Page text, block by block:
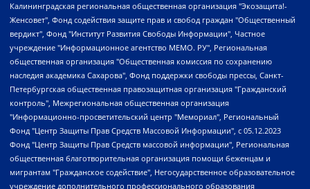
Калининградская региональная общественная организация "Экозащита!-Женсовет", Фонд содействия защите прав и свобод граждан "Общественный вердикт", Фонд "Институт Развития Свободы Информации", Частное учреждение "Информационное агентство МЕМО. РУ", Региональная общественная организация "Общественная комиссия по сохранению наследия академика Сахарова", Фонд поддержки свободы прессы, Санкт-Петербургская общественная правозащитная организация "Гражданский контроль", Межрегиональная общественная организация "Информационно-просветительский центр "Мемориал", Региональный Фонд "Центр Защиты Прав Средств Массовой Информации", с 05.12.2023 Фонд "Центр Защиты Прав Средств массовой информации", Региональная общественная благотворительная организация помощи беженцам и мигрантам "Гражданское содействие", Негосударственное образовательное учреждение дополнительного профессионального образования (повышение квалификации) специалистов "АКАДЕМИЯ ПО ПРАВАМ ЧЕЛОВЕКА", Свердловская региональная общественная организация "Сутяжник", Автономная некоммерческая организация "Центр независимых социологических исследований", Союз общественных объединений "Российский исследовательский центр по правам человека", Региональное общественное учреждение научно-информационный центр "МЕМОРИАЛ", Некоммерческая организация "Фонд защиты гласности", Автономная некоммерческая организация "Институт прав человека", Городская общественная организация "Екатеринбургское общество "МЕМОРИАЛ", Городская общественная организация "Рязанское историко-просветительское и правозащитное общество "Мемориал" (Рязанский Мемориал), Челябинский региональный орган общественной самодеятельности – женское общественное объединение "Женщины Евразии", Челябинский региональный орган общественной самодеятельности "Уральская правозащитная группа", Фонд содействия защите здоровья и социальной справедливости имени Андрея Рылькова, Автономная Некоммерческая Организация "Аналитический Центр Юрия Левады", Автономная некоммерческая организация социальной поддержки населения "Проект Апрель", Региональная общественная организация помощи женщинам и детям, находящимся в кризисной ситуации "Информационно-методический центр "Анна", Фонд содействия развитию массовых коммуникаций и правовому просвещению "Так-так-Так", Фонд содействия устойчивому развитию "Серебряная тайга", Свердловский региональный общественный фонд социальных проектов "Новое время", "Idel.Реалии", Кавказ.Реалии, Крым.Реалии, Телеканал Настоящее Время, Татаро-башкирская служба Радио Свобода (Azatliq Radiosi), Радио Свободная Европа/Радио Свобода (PCE/PC), "Сибирь.Реалии", "Фактограф", Благотворительный фонд помощи осужденным и их семьям, Автономная некоммерческая организация "Институт глобализации и социальных движений", Фонд "В защиту прав заключенных", Частное учреждение "Центр поддержки и содействия развитию средств массовой информации", Пензенский региональный общественный благотворительный фонд "Гражданский союз", "Север.Реалии", Некоммерческая организация Фонд "Правовая инициатива", Общество с ограниченной ответственностью "Радио Свободная Европа/Радио Свобода", Чешское информационное агентство "MEDIUM-ORIENT", Красноярская региональная общественная организация "Мы против СПИДа", Камалягин Денис Николаевич, Маркелов Сергей Евгеньевич, Пономарев Лев Александрович, Савицкая Людмила Алексеевна, Автономная некоммерческая организация "Центр по работе с проблемой насилия "НАСИЛИЮ.НЕТ", Межрегиональный профессиональный союз работников здравоохранения "Альянс врачей", Юридическое лицо, зарегистрированное в Латвийской Республике, SIA "Medusa Project" (регистрационный номер 40103797863, дата регистрации 10.06.2014), Некоммерческая организация "Фонд по борьбе с коррупцией", Автономная некоммерческая организация "Институт права и публичной политики", Баданин Роман Сергеевич, Гликин Максим Александрович, Железнова Мария Михайловна, Лукьянова Юлия Сергеевна, Маетная Елизавета Витальевна, Маняхин Петр Борисович, Чуракова Ольга Владимировна, Ярош Юлия Петровна, Юридическое лицо "The Insider SIA", зарегистрированное в Риге, Латвийская Республика (дата регистрации 26.06.2015), являющееся администратором доменного имени интернет-издания "The Insider SIA", https://theins.ru, Постернак Алексей Евгеньевич, Рубин Михаил Аркадьевич, Анин Роман Александрович, Юридическое лицо Istories fonds, зарегистрированное в Латвийской Республике (регистрационный номер 50008295751, дата регистрации 24.02.2020), Великовский Дмитрий Александрович, Долинина Ирина Николаевна, Мароховская Алеся Алексеевна, Шлейнов Роман Юрьевич, Шмагун Олеся Валентиновна, Общество с ограниченной ответственностью "Альтаир 2021", Общество с ограниченной ответственностью "Вега 2021", Общество с ограниченной ответственностью "Главный редактор 2021", Общество с ограниченной ответственностью "Ромашки монолит", Важенков Артем Валерьевич, Ивановская областная общественная организация "Центр гендерных исследований", Гурман Юрий Альбертович, Медиапроект "ОВД-Инфо", Егоров Владимир Владимирович, Жилинский Владимир Александрович, Общество с ограниченной ответственностью "ЗП", Иванова София Юрьевна, Карезина Инна Павловна, Кильтау Екатерина Викторовна, Петров Алексей Викторович, Пискунов Сергей Евгеньевич, Смирнов Сергей Сергеевич, Тихонов Михаил Сергеевич, Общество с ограниченной ответственностью "ЖУРНАЛИСТ-ИНОСТРАННЫЙ АГЕНТ", Арапова Галина Юрьевна, Вольтская Татьяна Анатольевна, Американская компания "Mason G.E.S. Anonymous Foundation" (США), являющаяся владельцем интернет-издания https://mnews.world/, Компания "Stichting Bellingcat", зарегистрированная в Нидерландах (дата регистрации 11.07.2018), Захаров Андрей Вячеславович, Клепиковская Екатерина Дмитриевна, Общество с ограниченной ответственностью "МЕМО", Перл Роман Александрович, Симонов Евгений Алексеевич, Соловьева Елена Анатольевна, Сотников Даниил Владимирович, Сурначева Елизавета Дмитриевна, Автономная некоммерческая организация по защите прав человека и информированию населения "Якутия – Наше Мнение", Общество с ограниченной ответственностью "Москоу диджитал медиа", с 26.01.2023 Общество с ограниченной ответственностью "Чайка Белые сады", Ветошкина Валерия Валерьевна, Заговора Максим Александрович, Межрегиональное общественное движение "Российская ЛГБТ - сеть", Оленичев Максим Владимирович, Павлов Иван Юрьевич, Скворцова Елена Сергеевна, Общество с ограниченной ответственностью "Как бы инагент", Кочетков Игорь Викторович, Общество с ограниченной ответственностью "Честные выборы", Еланчик Олег Александрович, Общество с ограниченной ответственностью "Нобелевский призыв", Гималова Регина Эмилевна, Григорьев Андрей Валерьевич, Григорьева Алина Александровна, Ассоциация по содействию защите прав призывников, альтернативнослужащих и военнослужащих "Правозащитная группа "Гражданин.Армия.Право", Хисамова Регина Фаритовна, Автономная некоммерческая организация по реализации социально-правовых программ "Лилит", Дальневосточное общественное движение "Маяк", Санкт-Петербургская ЛГБТ-инициативная группа "Выход", Инициативная группа ЛГБТ+ "Реверс", Алексеев Андрей Викторович, Бекбулатова Таисия Львовна, Беляев Иван Михайлович, Владыкина Елена Сергеевна, Гельман Марат Александрович, Никульшина Вероника Юрьевна, Толоконникова Надежда Андреевна, Шендерович Виктор Анатольевич, Общество с ограниченной ответственностью "Данное сообщение", Общество с ограниченной ответственностью Издательский дом "Новая глава", Айнбиндер Александра Александровна, Московский комьюнити-центр для ЛГБТ+инициатив, Благотворительный фонд развития филантропии, Deutsche Welle (Германия, Kurt-Schumacher-Strasse 3, 53113 Bonn), Борзунова Мария Михайловна, Воробьев Виктор Викторович, Голубева Анна Львовна, Константинова Алла Михайловна, Малкова Ирина Владимировна, Мурадов Мурад Абдулгалимович, Осетинская Елизавета Николаевна, Понасенков Евгений Николаевич, Ганапольский Матвей Юрьевич, Киселев Евгений Алексеевич, Борухович Ирина Григорьевна, Дремин Иван Тимофеевич, Дубровский Дмитрий Викторович, Красноярская региональная общественная организация поддержки и развития альтернативных образовательных технологий и межкультурных коммуникаций "ИНТЕРРА", Маяковская Екатерина Алексеевна, Фейгин Марк Захарович, Филимонов Андрей Викторович, Дзугкоева Регина Николаевна, Доброхотов Роман Александрович, Дудь Юрий Александрович, Елкин Сергей Владимирович, Кругликов Кирилл Игоревич, Сабунаева Мария Леонидовна, Семенов Алексей Владимирович, Шаинян Карен Багратович, Шульман Екатерина Михайловна, Асафьев Артур Валерьевич, Вахштайн Виктор Семенович, Венедиктов Алексей Алексеевич, Лушникова Екатерина Евгеньевна, Волков Леонид Михайлович, Невзоров Александр Глебович, Пархоменко Сергей Борисович, Сироткин Ярослав Николаевич, Кара-Мурза Владимир Владимирович, Баранова Наталья Владимировна, Гозман Леонид Яковлевич, Кагарлицкий Борис Юльевич, Климарев Михаил Валерьевич, Милов Владимир Станиславович, Автономная некоммерческая организация Краснодарский центр современного искусства "Типография", Моргенштерн Алишер Тагирович, Соболь Любовь Эдуардовна, Общество с ограниченной ответственностью "ЛИЗА НОРМ", Каспаров Гарри Кимович, Ходорковский Михаил Борисович, Общество с ограниченной ответственностью "Апрельские тезисы", Данилович Ирина Брониславовна, Кашин Олег Владимирович, Петров Николай Владимирович, Пивоваров Алексей Владимирович, Соколов Михаил Владимирович, Цветкова Юлия Владимировна, Чичваркин Евгений Александрович, Комитет против пыток/Команда против пыток, Общество с ограниченной ответственностью "Первый научный", Общество с ограниченной ответственностью "Вертолет и ко", Белоцерковская Вероника Борисовна, Кац Максим Евгеньевич, Лазарева Татьяна Юрьевна, Шаведдинов Руслан Табризович, Яшин Илья Валерьевич, Общество с ограниченной ответственностью "Иноагент ААВ", Алешковский Дмитрий Петрович, Альбац Евгения Марковна, Быков Дмитрий Львович, Галямина Юлия Евгеньевна, Лойко Сергей Леонидович, Мартынов Кирилл Константинович, Медведев Сергей Александрович, Крашенинников Федор Геннадиевич, Гордеева Катерина Вл